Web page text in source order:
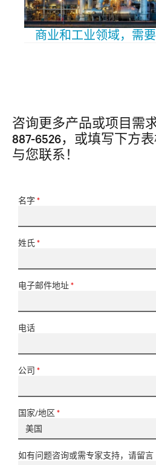
商业和工业领域，需要
咨询更多产品或项目需
887-6526，或填写下方
与您联系！
名字 *
姓氏*
电子邮件地址*
电话
公司 *
国家/地区 *
如有问题咨询或需专家支持，请留言